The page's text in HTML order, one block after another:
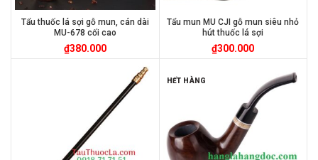
Tẩu thuốc lá sợi gỗ mun, cán dài
MU-678 cối cao
₫380.000
Tẩu mun MU CJI gỗ mun siêu nhỏ
hút thuốc lá sợi
₫300.000
HẾT HÀNG